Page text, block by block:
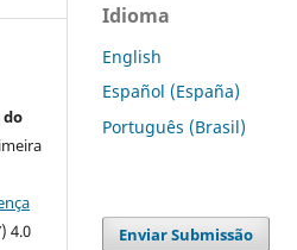
do
4.0
Idioma
English
Español (España)
Português (Brasil)
Enviar Submissão